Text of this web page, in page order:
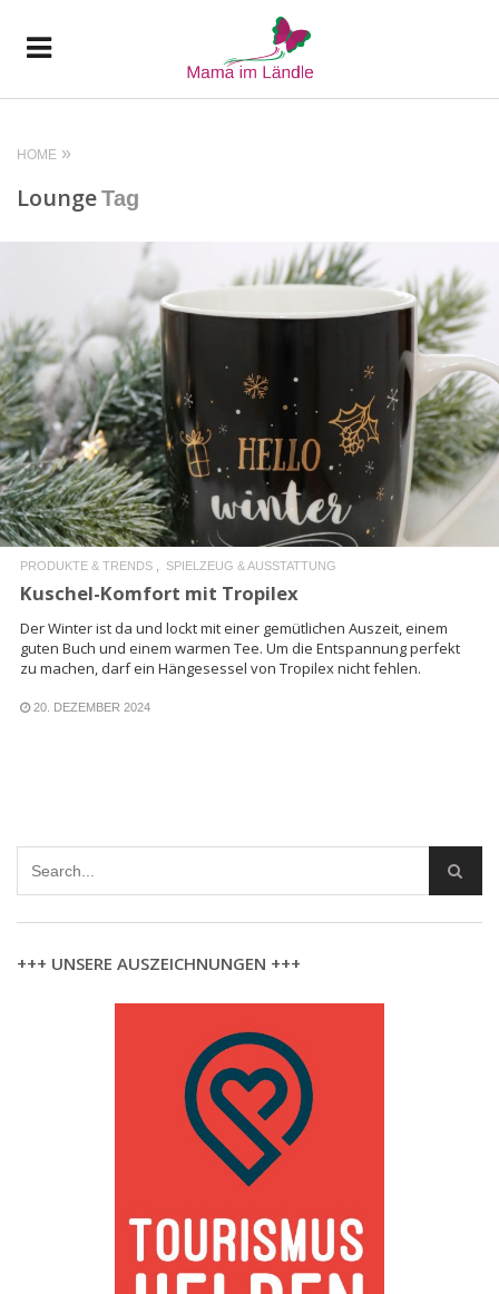
HOME
LoungeTag
READ MORE
PRODUKTE & TRENDS SPIELZEUG & AUSSTATTUNG
Kuschel-Komfort mit Tropilex
Der Winter ist da und lockt mit einer gemütlichen Auszeit, einem
guten Buch und einem warmen Tee. Um die Entspannung perfekt
zu machen, darf ein Hängesessel von Tropilex nicht fehlen.
20. DEZEMBER 2024
+++ UNSERE AUSZEICHNUNGEN +++